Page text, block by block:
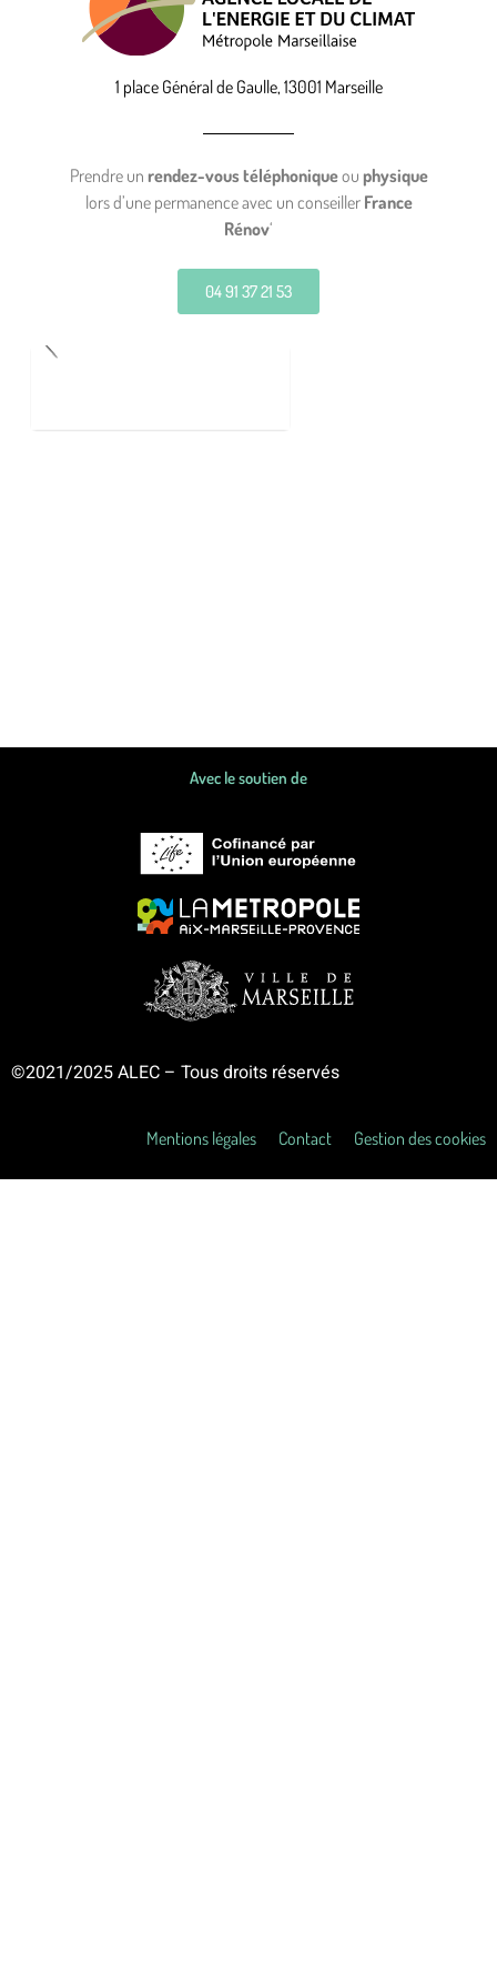
1 place Général de Gaulle, 13001 Marseille
Prendre un rendez-vous téléphoniqueou physique
lors d’une permanence avec un conseiller France
Rénov‘
04 91 37 21 53
Avec le soutien de
©2021/2025 ALEC – Tous droits réservés
Mentions légales Contact Gestion des cookies